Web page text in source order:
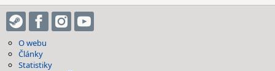
O webu
Články
Statistiky